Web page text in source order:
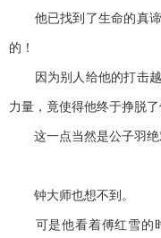
他已找到了生命的真谛
的！
因为别人给他的打击越
力量，竟使得他终于挣脱了
这一点当然是公子羽绝
钟大师也想不到。
可是他看着傅红雪的时